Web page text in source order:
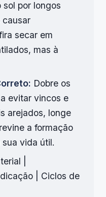
sol por longos
causar
secar em
mas à
Dobre os
evitar vincos e
arejados, longe
a formação
vida útil.
|
| Ciclos de